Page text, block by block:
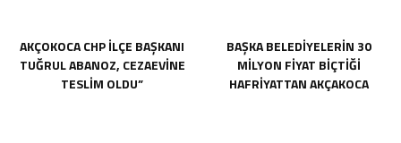
AKÇOKOCA CHP İLÇE BAŞKANI
TUĞRUL ABANOZ, CEZAEVİNE
TESLİM OLDU”
BAŞKA BELEDIYELERIN 30
MILYON FIYAT BIÇTIĞI
HAFRIYATTAN AKÇAKOCA